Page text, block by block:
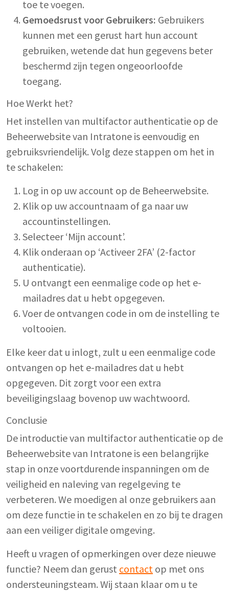
toe te voegen.
Gemoedsrust voor Gebruikers: Gebruikers
kunnen met een gerust hart hun account
gebruiken, wetende dat hun gegevens beter
beschermd zijn tegen ongeoorloofde
toegang.
Hoe Werkt het?
Het instellen van multifactor authenticatie op de
Beheerwebsite van Intratone is eenvoudig en
gebruiksvriendelijk. Volg deze stappen om het in
te schakelen:
Log in op uw account op de Beheerwebsite.
Klik op uw accountnaam of ga naar uw
accountinstellingen.
Selecteer ‘Mijn account’.
Klik onderaan op ‘Activeer 2FA’ (2-factor
authenticatie).
U ontvangt een eenmalige code op het e-
mailadres dat u hebt opgegeven.
Voer de ontvangen code in om de instelling te
voltooien.
Elke keer dat u inlogt, zult u een eenmalige code
ontvangen op het e-mailadres dat u hebt
opgegeven. Dit zorgt voor een extra
beveiligingslaag bovenop uw wachtwoord.
Conclusie
De introductie van multifactor authenticatie op de
Beheerwebsite van Intratone is een belangrijke
stap in onze voortdurende inspanningen om de
veiligheid en naleving van regelgeving te
verbeteren. We moedigen al onze gebruikers aan
om deze functie in te schakelen en zo bij te dragen
aan een veiliger digitale omgeving.
Heeft u vragen of opmerkingen over deze nieuwe
functie? Neem dan gerust contact op met ons
ondersteuningsteam. Wij staan klaar om u te